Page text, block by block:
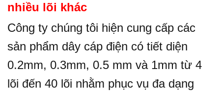
nhiều lõi khác
Công ty chúng tôi hiện cung cấp các
sản phẩm dây cáp điện có tiết diện
0.2mm, 0.3mm, 0.5 mm và 1mm từ 4
lõi đến 40 lõi nhằm phục vụ đa dạng